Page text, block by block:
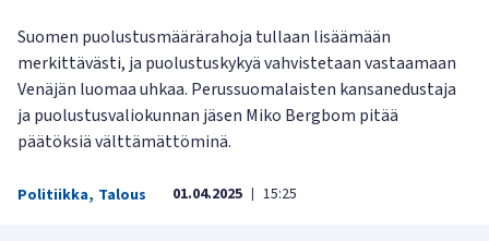
Suomen puolustusmäärärahoja tullaan lisäämään
merkittävästi, ja puolustuskykyä vahvistetaan vastaamaan
Venäjän luomaa uhkaa. Perussuomalaisten kansanedustaja
ja puolustusvaliokunnan jäsen Miko Bergbom pitää
päätöksiä välttämättöminä.
Politiikka, Talous 01.04.2025 | 15:25